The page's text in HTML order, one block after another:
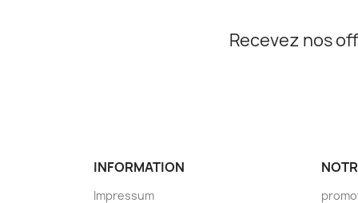
Recevez nos
INFORMATION
Impressum